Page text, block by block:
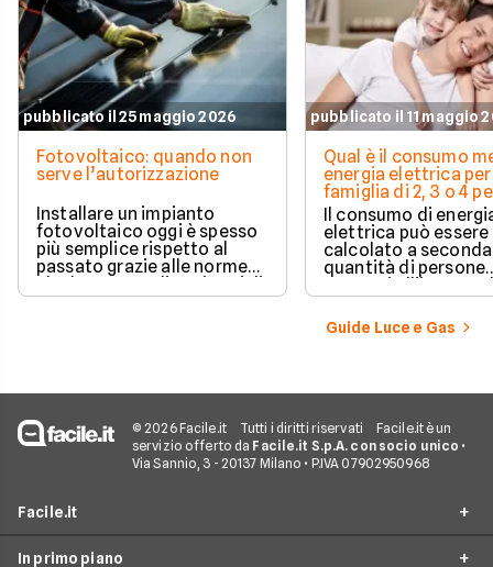
pubblicato il 25 maggio 2026
Fotovoltaico: quando non
serve l’autorizzazione
Installare un impianto
fotovoltaico oggi è spesso
più semplice rispetto al
passato grazie alle norme
che hanno ampliato i casi di
edilizia libera.
pubblicato il 11 maggio
Qual è il consumo
energia elettrica per
famiglia di 2, 3 o 4
Il consumo di
elettrica può essere
calcolato a
quantità di persone
presenti all'interno
determinato
numerosi i fattori
influenzano questo
effettuare una
Guide Luce e Gas
© 2026 Facile.it Tutti i diritti riservati
Facile.it è un
servizio offerto da Facile.it S.p.A. con socio unico •
Via Sannio, 3 - 20137 Milano • P.IVA 07902950968
Facile.it
In primo piano